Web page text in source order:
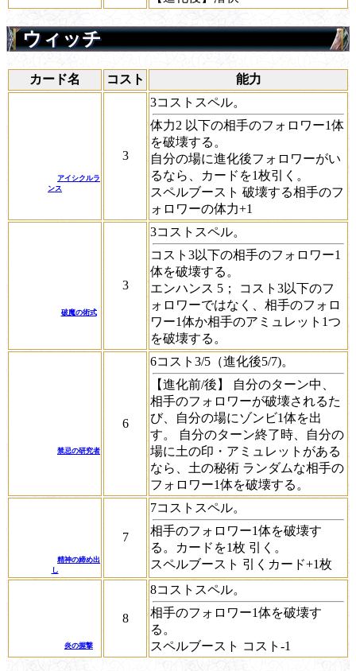
ウィッチ
カード名 コスト 能力
アイシクルラ
ンス
3
3コストスペル。
体力2 以下の相手のフォロワー1体
を破壊する。
自分の場に進化後フォロワーがい
るなら、カードを1枚引く。
スペルブースト 破壊する相手のフ
ォロワーの体力+1
破魔の術式
3
3コストスペル。
コスト3以下の相手のフォロワー1
体を破壊する。
エンハンス 5；
コスト3以下のフ
ォロワーではなく、相手のフォロ
ワー1体か相手のアミュレット1つ
を破壊する。
禁忌の研究者
6
6コスト3/5（進化後5/7)。
【進化前/後】 自分のターン中、
相手のフォロワーが破壊されるた
び、自分の場にゾンビ1体を出
す。 自分のターン終了時、自分の
場に土の印・アミュレットがある
なら、 土の秘術 ランダムな相手の
フォロワー1体を破壊する。
精神の締め出
し
7
7コストスペル。
相手のフォロワー1体を破壊す
る。カードを1枚 引く。
スペルブースト 引くカード+1枚
炎の握撃
8
8コストスペル。
相手のフォロワー1体を破壊す
る。
スペルブースト コスト-1